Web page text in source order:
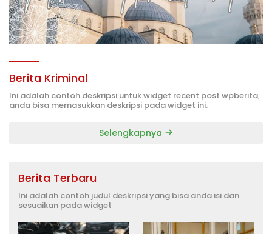
Berita Kriminal
Ini adalah contoh deskripsi untuk widget recent post wpberita,
anda bisa memasukkan deskripsi pada widget ini.
Selengkapnya
Berita Terbaru
Ini adalah contoh judul deskripsi yang bisa anda isi dan
sesuaikan pada widget